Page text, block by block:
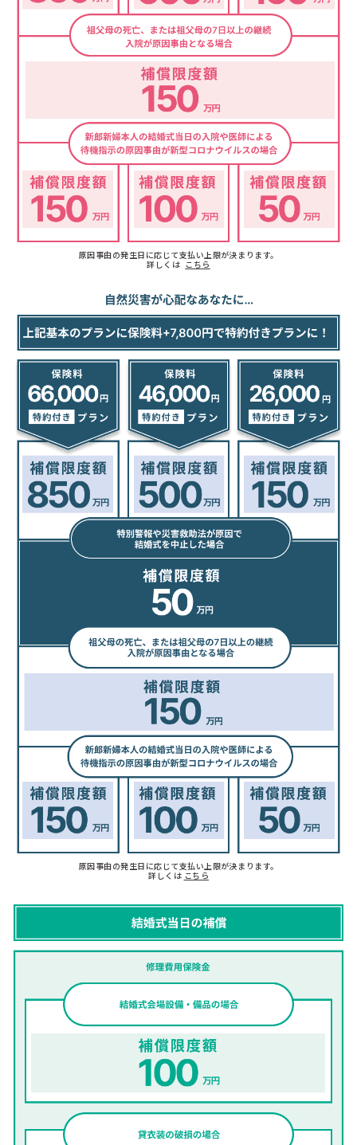
原因事由の発生日に応じて支払い上限が決まります。
詳しくは
こちら
原因事由の発生日に応じて支払い上限が決まります。
詳しくは こちら